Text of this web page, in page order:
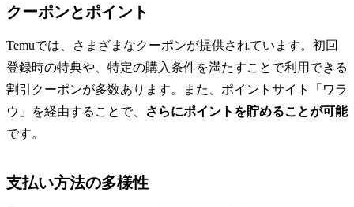
クーポンとポイント
Temuでは、さまざまなクーポンが提供されています。初回
登録時の特典や、特定の購入条件を満たすことで利用できる
割引クーポンが多数あります。また、ポイントサイト「ワラ
ウ」を経由することで、
さらにポイントを貯めることが可能
です。
支払い方法の多様性